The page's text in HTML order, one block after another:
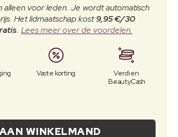
alleen voor leden. Je wordt automatisch
Het lidmaatschap kost9,95 €/30
. Lees meer over de voordelen.
Vaste korting
Verdien
BeautyCash
WINKELMAND